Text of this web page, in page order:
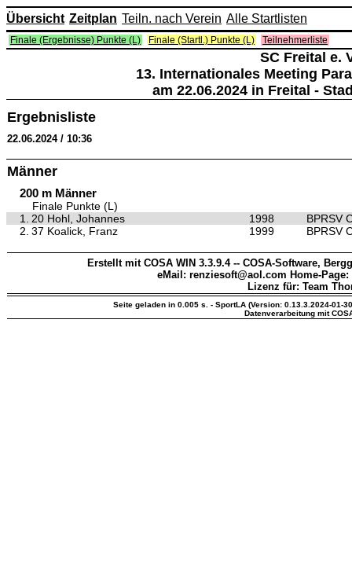
Übersicht Zeitplan Teiln. nach Verein Alle Startlisten
Finale (Ergebnisse) Punkte (L) Finale (Startl.) Punkte (L) Teilnehmerliste
SC Freital e.
13. Internationales Meeting
am 22.06.2024 in Freital -
Ergebnisliste
22.06.2024 / 10:36
Männer
200 m Männer
Finale Punkte (L)
1.
20 Hohl, Johannes 1998
BPRSV
2. 37 Koalick, Franz 1999 BPRSV
Erstellt mit COSA WIN 3.3.9.4 -- COSA-Software,
eMail: renziesoft@aol.com Home-Page:
Lizenz für: Team
Seite geladen in 0.005 s. - SportLA (Version: 0.13.3.2024-01-
Datenverarbeitung mit